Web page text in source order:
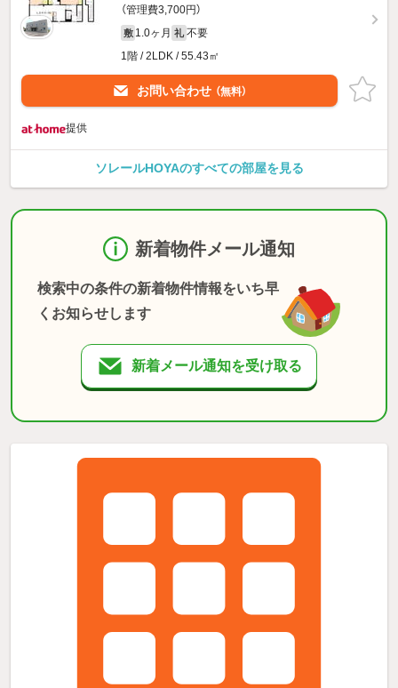
（管理費3,700円）
敷 1.0ヶ月 礼 不要
1階 / 2LDK / 55.43㎡
お問い合わせ （無料）
提供
ソレールHOYAのすべての部屋を見る
新着物件メール通知
検索中の条件の新着物件情報をいち早
くお知らせします
新着メール通知を受け取る